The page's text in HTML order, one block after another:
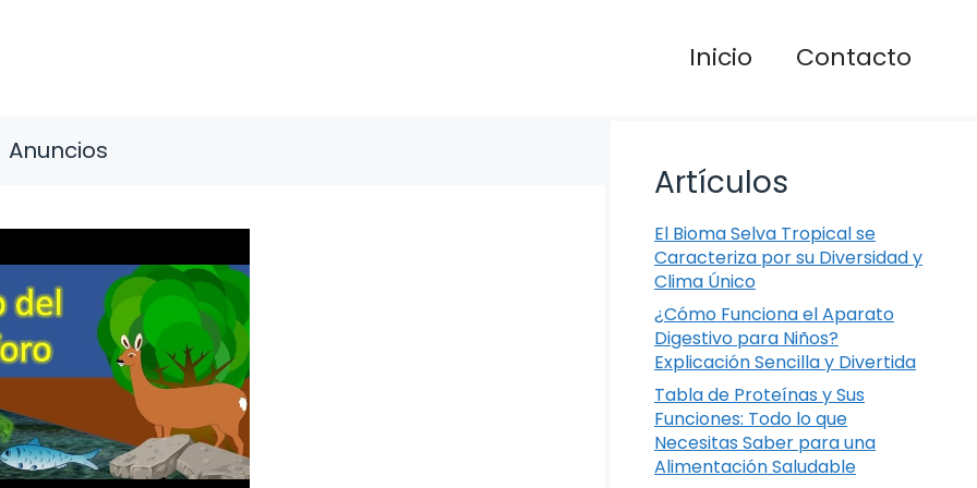
Inicio Contacto
Anuncios
Artículos
El Bioma Selva Tropical se
Caracteriza por su Diversidad y
Clima Único
¿Cómo Funciona el Aparato
Digestivo para Niños?
Explicación Sencilla y Divertida
Tabla de Proteínas y Sus
Funciones: Todo lo que
Necesitas Saber para una
Alimentación Saludable